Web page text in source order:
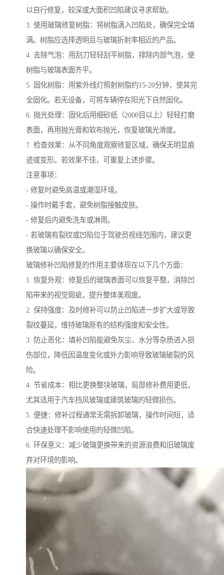
以自行修复，较深或大面积凹陷建议寻求帮助。
3. 使用玻璃修复树脂：将树脂滴入凹陷处，确保完全填
满。树脂应选择透明且与玻璃折射率相近的产品。
4. 去除气泡：用刮刀轻轻刮平树脂，排除内部气泡，使
树脂与玻璃表面齐平。
5. 固化树脂：用紫外线灯照射树脂约15-20分钟，使其完
全固化。若无设备，可将车辆停在阳光下自然固化。
6. 抛光处理：固化后用细砂纸（2000目以上）轻轻打磨
表面，再用抛光膏和软布抛光，恢复玻璃光滑度。
7. 检查效果：从不同角度观察修复区域，确保无明显痕
迹或变形。若效果不佳，可重复上述步骤。
注意事项：
- 修复时避免高温或潮湿环境。
- 操作时戴手套，避免树脂接触皮肤。
- 修复后内避免洗车或淋雨。
- 若玻璃有裂纹或凹陷位于驾驶员视线范围内，建议更
换玻璃以确保安全。
玻璃修补凹陷修复的作用主要体现在以下几个方面：
1. 恢复外观：修复后的玻璃表面可以恢复平整，消除凹
陷带来的视觉瑕疵，提升整体美观度。
2. 保持强度：及时修补可以防止凹陷进一步扩大或导致
裂纹蔓延，维持玻璃原有的结构强度和安全性。
3. 防止恶化：填补凹陷能避免灰尘、水分等杂质进入损
伤部位，降低因温度变化或外力影响导致玻璃破裂的风
险。
4. 节省成本：相比更换整块玻璃，局部修补费用更低，
尤其适用于汽车挡风玻璃或建筑玻璃的轻微损伤。
5. 便捷：修补过程通常无需拆卸玻璃，操作时间短，适
合快速处理不影响使用的轻微凹陷。
6. 环保意义：减少玻璃更换带来的资源浪费和旧玻璃废
弃对环境的影响。